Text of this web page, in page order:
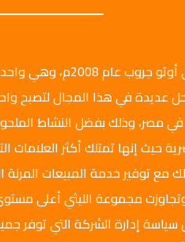
تأسست شركة الليثي أوتو
عديدة في هذا المجال لتصبح
في مصر، وذلك بفضل النشاط
حيث إنها تمتلك أكثر العلامات
مع توفير خدمة المبيعات المرنة
وتجاوزت مجموعة الليثي أعلى
سياسة إدارة الشركة التي توفر